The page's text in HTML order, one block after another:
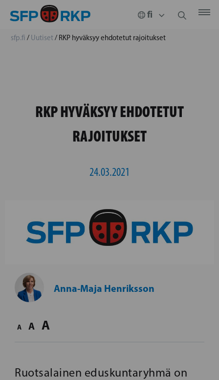
sfp.fi / Uutiset/ RKP hyväksyy ehdotetut rajoitukset
RKP HYVÄKSYY EHDOTETUT
RAJOITUKSET
24.03.2021
Anna-Maja Henriksson
A A A
Ruotsalainen eduskuntaryhmä on